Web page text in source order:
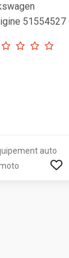
51554527
auto